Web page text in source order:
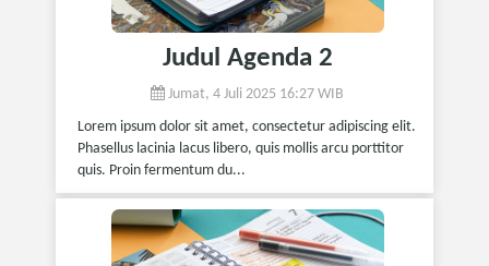
Judul Agenda 2
Jumat, 4 Juli 2025 16:27 WIB
Lorem ipsum dolor sit amet, consectetur adipiscing elit.
Phasellus lacinia lacus libero, quis mollis arcu porttitor
quis. Proin fermentum du...